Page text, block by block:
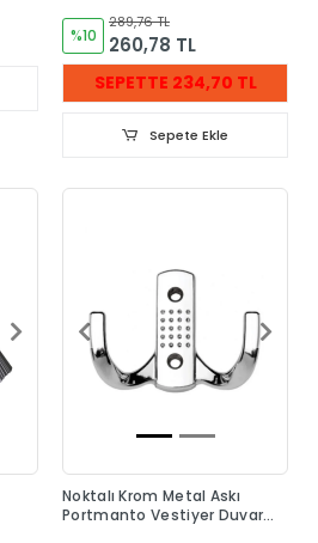
%10
289,76 TL
260,78 TL
SEPETTE 234,70 TL
Sepete Ekle
Noktalı Krom Metal Askı
Portmanto Vestiyer Duvar